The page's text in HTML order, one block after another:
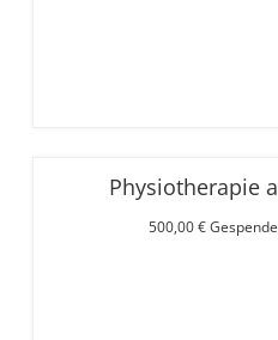
Physiotherapie
500,00 €